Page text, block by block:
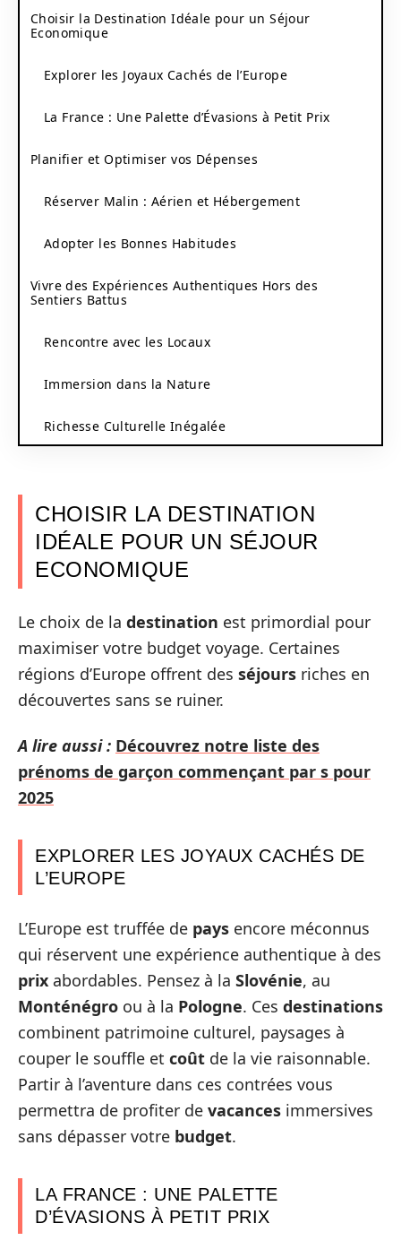
Choisir la Destination Idéale pour un Séjour
Economique
Explorer les Joyaux Cachés de l’Europe
La France : Une Palette d’Évasions à Petit Prix
Planifier et Optimiser vos Dépenses
Réserver Malin : Aérien et Hébergement
Adopter les Bonnes Habitudes
Vivre des Expériences Authentiques Hors des
Sentiers Battus
Rencontre avec les Locaux
Immersion dans la Nature
Richesse Culturelle Inégalée
CHOISIR LA DESTINATION
IDÉALE POUR UN SÉJOUR
ECONOMIQUE
Le choix de la destination est primordial pour
maximiser votre budget voyage. Certaines
régions d’Europe offrent des séjours riches en
découvertes sans se ruiner.
A lire aussi : Découvrez notre liste des
prénoms de garçon commençant par s pour
2025
EXPLORER LES JOYAUX CACHÉS DE
L’EUROPE
L’Europe est truffée de pays encore méconnus
qui réservent une expérience authentique à des
prix abordables. Pensez à la Slovénie, au
Monténégro ou à la Pologne. Ces destinations
combinent patrimoine culturel, paysages à
couper le souffle et coût de la vie raisonnable.
Partir à l’aventure dans ces contrées vous
permettra de profiter de vacances immersives
sans dépasser votre budget.
LA FRANCE : UNE PALETTE
D’ÉVASIONS À PETIT PRIX